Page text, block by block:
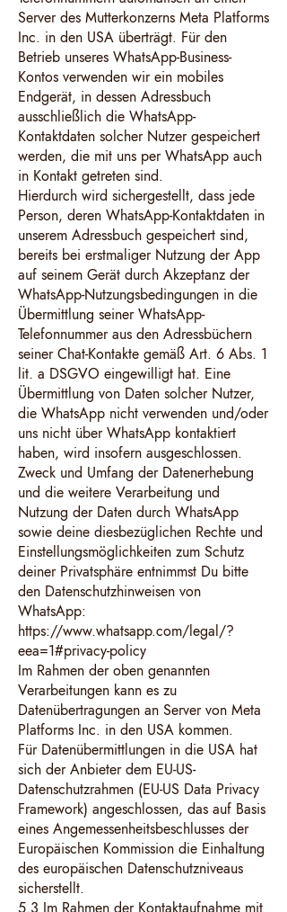
Server des Mutterkonzerns Meta Platforms
Inc. in den USA überträgt. Für den
Betrieb unseres WhatsApp-Business-
Kontos verwenden wir ein mobiles
Endgerät, in dessen Adressbuch
ausschließlich die WhatsApp-
Kontaktdaten solcher Nutzer gespeichert
werden, die mit uns per WhatsApp auch
in Kontakt getreten sind.
Hierdurch wird sichergestellt, dass jede
Person, deren WhatsApp-Kontaktdaten in
unserem Adressbuch gespeichert sind,
bereits bei erstmaliger Nutzung der App
auf seinem Gerät durch Akzeptanz der
WhatsApp-Nutzungsbedingungen in die
Übermittlung seiner WhatsApp-
Telefonnummer aus den Adressbüchern
seiner Chat-Kontakte gemäß Art. 6 Abs. 1
lit. a DSGVO eingewilligt hat. Eine
Übermittlung von Daten solcher Nutzer,
die WhatsApp nicht verwenden und/oder
uns nicht über WhatsApp kontaktiert
haben, wird insofern ausgeschlossen.
Zweck und Umfang der Datenerhebung
und die weitere Verarbeitung und
Nutzung der Daten durch WhatsApp
sowie deine diesbezüglichen Rechte und
Einstellungsmöglichkeiten zum Schutz
deiner Privatsphäre entnimmst Du bitte
den Datenschutzhinweisen von
WhatsApp:
https://www.whatsapp.com/legal/?
eea=1#privacy-policy
Im Rahmen der oben genannten
Verarbeitungen kann es zu
Datenübertragungen an Server von Meta
Platforms Inc. in den USA kommen.
Für Datenübermittlungen in die USA hat
sich der Anbieter dem EU-US-
Datenschutzrahmen (EU-US Data Privacy
Framework) angeschlossen, das auf Basis
eines Angemessenheitsbeschlusses der
Europäischen Kommission die Einhaltung
des europäischen Datenschutzniveaus
sicherstellt.